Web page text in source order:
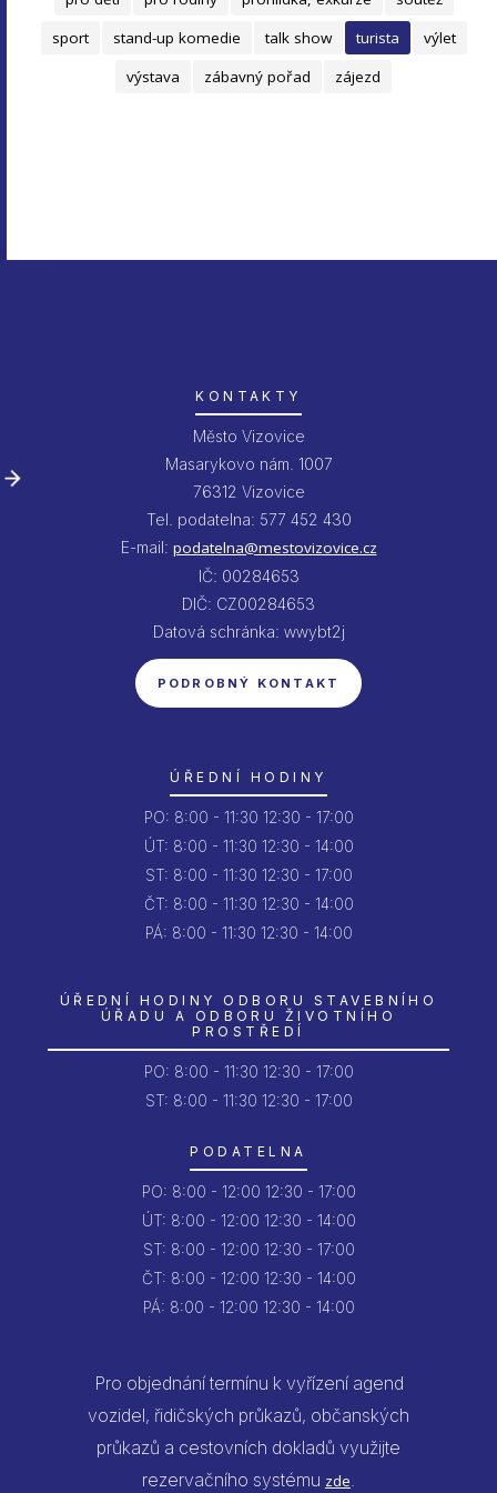
sport
stand-up komedie talk show turista
výlet
výstava
zábavný pořad zájezd
KONTAKTY
Město Vizovice
Masarykovo nám. 1007
76312 Vizovice
Tel. podatelna: 577 452 430
E-mail: podatelna@mestovizovice.cz
IČ: 00284653
DIČ: CZ00284653
Datová schránka: wwybt2j
PODROBNÝ KONTAKT
ÚŘEDNÍ HODINY
PO: 8:00 - 11:30 12:30 - 17:00
ÚT: 8:00 - 11:30 12:30 - 14:00
ST: 8:00 - 11:30 12:30 - 17:00
ČT: 8:00 - 11:30 12:30 - 14:00
PÁ: 8:00 - 11:30 12:30 - 14:00
ÚŘEDNÍ HODINY ODBORU STAVEBNÍHO
ÚŘADU A ODBORU ŽIVOTNÍHO
PROSTŘEDÍ
PO: 8:00 - 11:30 12:30 - 17:00
ST: 8:00 - 11:30 12:30 - 17:00
PODATELNA
PO: 8:00 - 12:00 12:30 - 17:00
ÚT: 8:00 - 12:00 12:30 - 14:00
ST: 8:00 - 12:00 12:30 - 17:00
ČT: 8:00 - 12:00 12:30 - 14:00
PÁ: 8:00 - 12:00 12:30 - 14:00
Pro objednání termínu k vyřízení agend
vozidel, řidičských průkazů, občanských
průkazů a cestovních dokladů využijte
rezervačního systému zde.